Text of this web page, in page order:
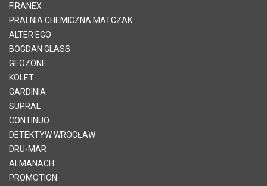
FIRANEX
PRALNIA CHEMICZNA MATCZAK
ALTER EGO
BOGDAN GLASS
GEOZONE
KOLET
GARDINIA
SUPRAL
CONTINUO
DETEKTYW WROCŁAW
DRU-MAR
ALMANACH
PROMOTION